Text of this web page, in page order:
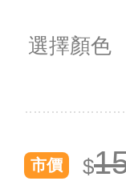
選擇顏色
市價 $